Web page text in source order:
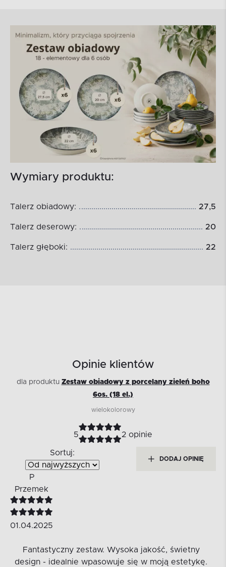
Wymiary produktu:
Talerz obiadowy: 27,5
Talerz deserowy: 20
Talerz głęboki: 22
Opinie klientów
dla produktu Zestaw obiadowy z porcelany zieleń boho
6os. (18 el.)
wielokolorowy
5 2 opinie
Sortuj:
DODAJ OPINIĘ
P
Przemek
01.04.2025
Fantastyczny zestaw. Wysoka jakość, świetny
design - idealnie wpasowuje się w moją estetykę.